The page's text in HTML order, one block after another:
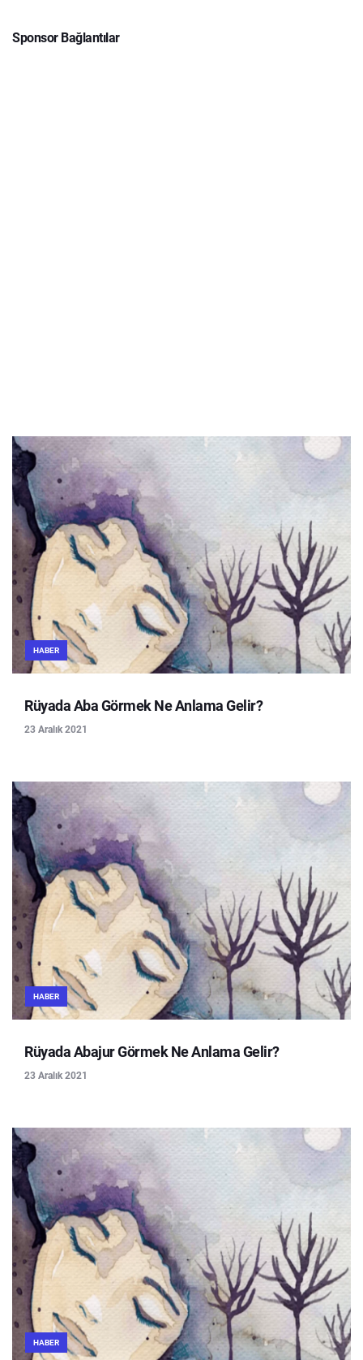
Sponsor Bağlantılar
HABER
Rüyada Aba Görmek Ne Anlama Gelir?
23 Aralık 2021
HABER
Rüyada Abajur Görmek Ne Anlama Gelir?
23 Aralık 2021
HABER